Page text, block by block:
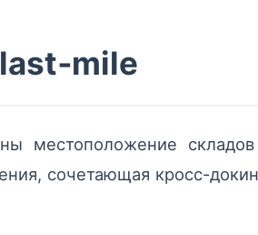
местоположение
сочетающая кросс-